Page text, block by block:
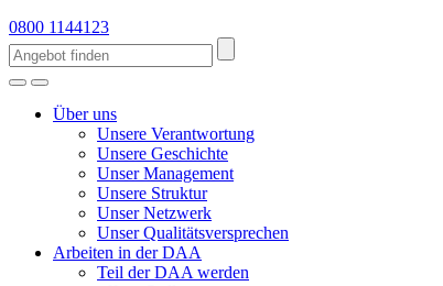
0800 1144123
Über uns
Unsere Verantwortung
Unsere Geschichte
Unser Management
Unsere Struktur
Unser Netzwerk
Unser Qualitätsversprechen
Arbeiten in der DAA
Teil der DAA werden